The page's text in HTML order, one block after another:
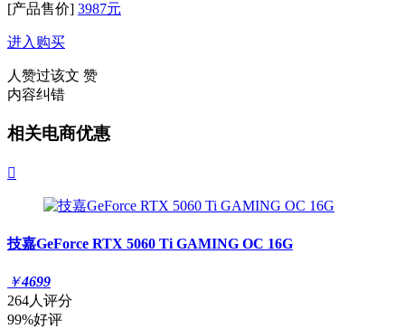
[产品售价] 3987元
进入购买
人赞过该文 赞
内容纠错
相关电商优惠

技嘉GeForce RTX 5060 Ti GAMING OC 16G
￥4699
264人评分
99%好评